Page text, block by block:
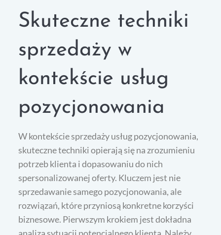
Skuteczne techniki
sprzedaży w
kontekście usług
pozycjonowania
W kontekście sprzedaży usług pozycjonowania,
skuteczne techniki opierają się na zrozumieniu
potrzeb klienta i dopasowaniu do nich
spersonalizowanej oferty. Kluczem jest nie
sprzedawanie samego pozycjonowania, ale
rozwiązań, które przyniosą konkretne korzyści
biznesowe. Pierwszym krokiem jest dokładna